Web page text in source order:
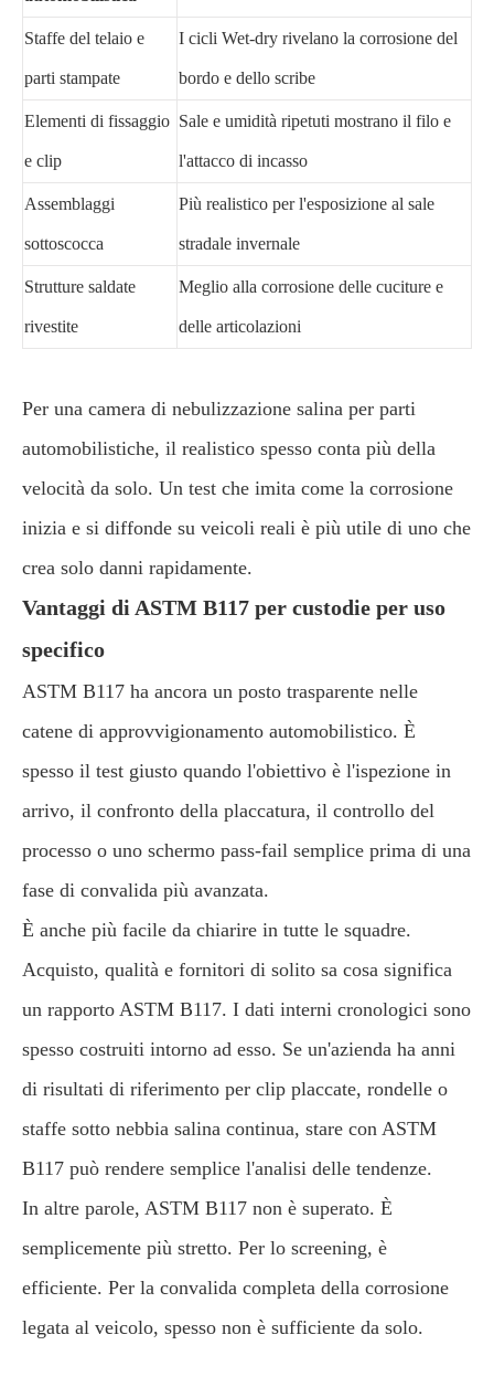
Staffe del telaio e
parti stampate
I cicli Wet-dry rivelano la corrosione del
bordo e dello scribe
Elementi di fissaggio
e clip
Sale e umidità ripetuti mostrano il filo e
l'attacco di incasso
Assemblaggi
sottoscocca
Più realistico per l'esposizione al sale
stradale invernale
Strutture saldate
rivestite
Meglio alla corrosione delle cuciture e
delle articolazioni
Per una camera di nebulizzazione salina per parti
automobilistiche, il realistico spesso conta più della
velocità da solo. Un test che imita come la corrosione
inizia e si diffonde su veicoli reali è più utile di uno che
crea solo danni rapidamente.
Vantaggi di ASTM B117 per custodie per uso
specifico
ASTM B117 ha ancora un posto trasparente nelle
catene di approvvigionamento automobilistico. È
spesso il test giusto quando l'obiettivo è l'ispezione in
arrivo, il confronto della placcatura, il controllo del
processo o uno schermo pass-fail semplice prima di una
fase di convalida più avanzata.
È anche più facile da chiarire in tutte le squadre.
Acquisto, qualità e fornitori di solito sa cosa significa
un rapporto ASTM B117. I dati interni cronologici sono
spesso costruiti intorno ad esso. Se un'azienda ha anni
di risultati di riferimento per clip placcate, rondelle o
staffe sotto nebbia salina continua, stare con ASTM
B117 può rendere semplice l'analisi delle tendenze.
In altre parole, ASTM B117 non è superato. È
semplicemente più stretto. Per lo screening, è
efficiente. Per la convalida completa della corrosione
legata al veicolo, spesso non è sufficiente da solo.